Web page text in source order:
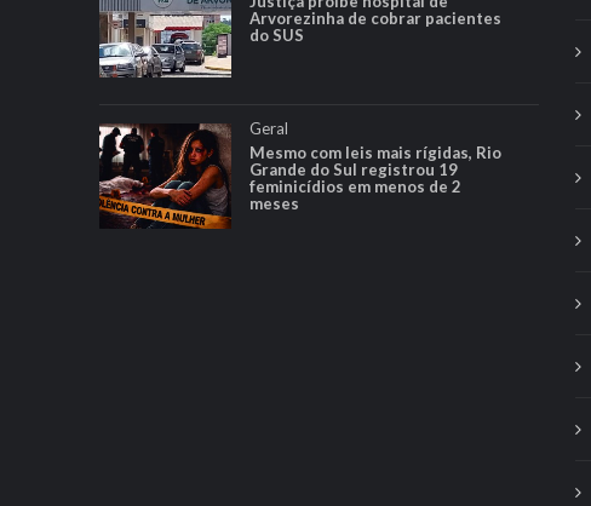
Arvorezinha de cobrar pacientes
do SUS
Geral
Mesmo com leis mais rígidas, Rio
Grande do Sul registrou 19
feminicídios em menos de 2
meses